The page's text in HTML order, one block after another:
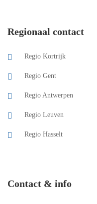
Regionaal contact
Regio Kortrijk
Regio Gent
Regio Antwerpen
Regio Leuven
Regio Hasselt
Contact & info